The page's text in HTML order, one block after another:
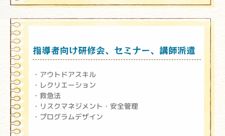
指導者向け研修会、セミナー、講師派遣
アウトドアスキル
レクリエーション
救急法
リスクマネジメント・安全管理
プログラムデザイン